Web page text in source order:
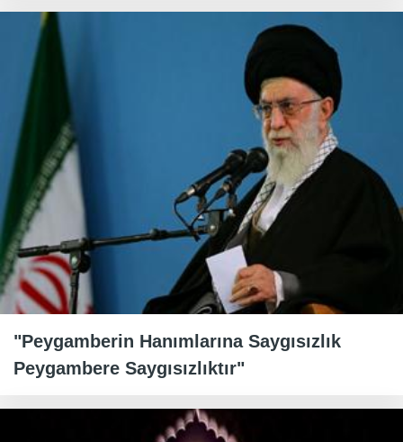
"Peygamberin Hanımlarına Saygısızlık
Peygambere Saygısızlıktır"